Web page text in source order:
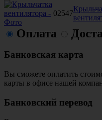
02547
Оплата
Банковская карта
Вы сможете оплатить
карты в офисе нашей
Банковский перевод